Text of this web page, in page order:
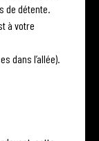
de détente.
à votre
dans l’allée).